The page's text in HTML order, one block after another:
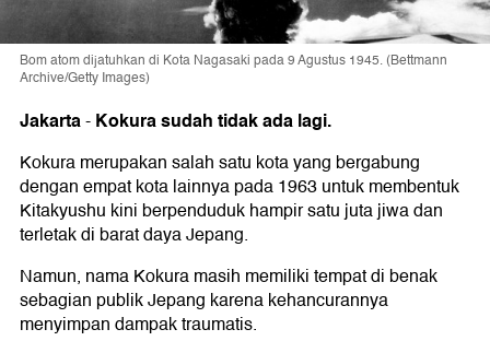
Bom atom dijatuhkan di Kota Nagasaki pada 9 Agustus 1945. (Bettmann
Archive/Getty Images)
Jakarta-Kokura sudah tidak ada lagi.
Kokura merupakan salah satu kota yang bergabung
dengan empat kota lainnya pada 1963 untuk membentuk
Kitakyushu kini berpenduduk hampir satu juta jiwa dan
terletak di barat daya Jepang.
Namun, nama Kokura masih memiliki tempat di benak
sebagian publik Jepang karena kehancurannya
menyimpan dampak traumatis.